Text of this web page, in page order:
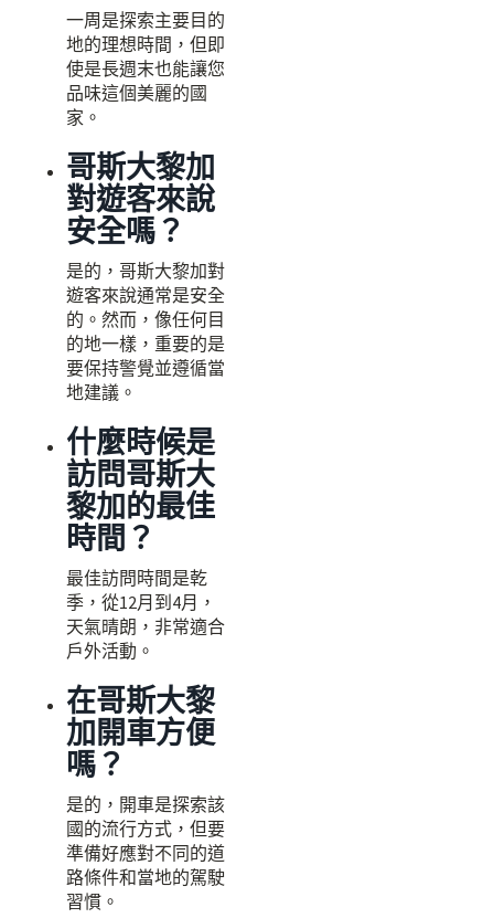
一周是探索主要目的
地的理想時間，但即
使是長週末也能讓您
品味這個美麗的國
家。
哥斯大黎加
對遊客來說
安全嗎？
是的，哥斯大黎加對
遊客來說通常是安全
的。然而，像任何目
的地一樣，重要的是
要保持警覺並遵循當
地建議。
什麼時候是
訪問哥斯大
黎加的最佳
時間？
最佳訪問時間是乾
季，從12月到4月，
天氣晴朗，非常適合
戶外活動。
在哥斯大黎
加開車方便
嗎？
是的，開車是探索該
國的流行方式，但要
準備好應對不同的道
路條件和當地的駕駛
習慣。